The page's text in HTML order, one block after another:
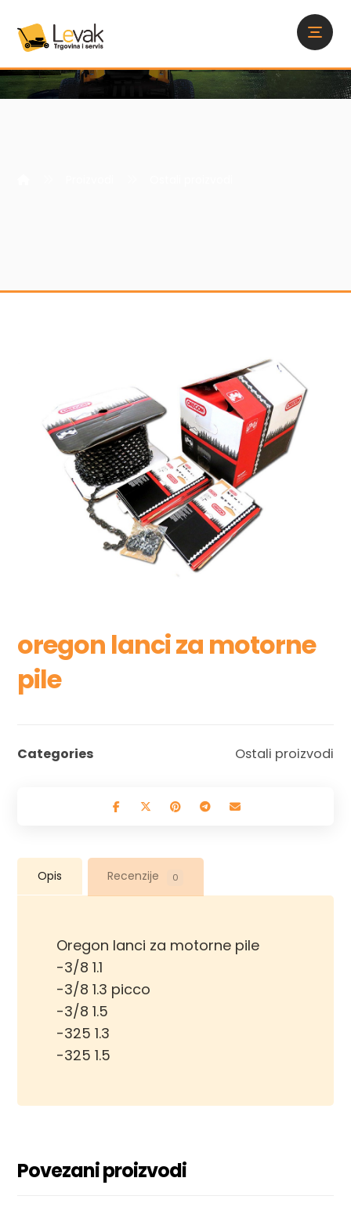
oregon lanci za motorne
pile
Categories Ostali proizvodi
Opis Recenzije 0
Oregon lanci za motorne pile
-3/8 1.1
-3/8 1.3 picco
-3/8 1.5
-325 1.3
-325 1.5
Povezani proizvodi